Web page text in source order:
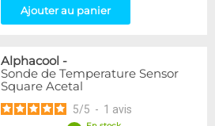
Ajouter au panier
Alphacool -
Sonde de Temperature Sensor
Square Acetal
5/5 - 1 avis